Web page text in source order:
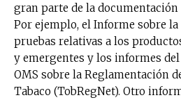
gran parte de la documentación
Por ejemplo, el Informe sobre
pruebas relativas a los
y emergentes y los informes
OMS sobre la Reglamentación
Tabaco (TobRegNet). Otro